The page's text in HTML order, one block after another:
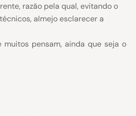
razão pela qual, evitando o
almejo esclarecer a
pensam, ainda que seja o